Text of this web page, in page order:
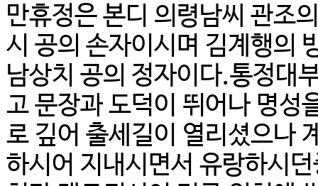
만휴정은 본디 의령남씨 관조
시 공의 손자이시며 김계행의
남상치 공의 정자이다.통정대
고 문장과 도덕이 뛰어나 명성
로 깊어 출세길이 열리셨으나
하시어 지내시면서 유랑하시